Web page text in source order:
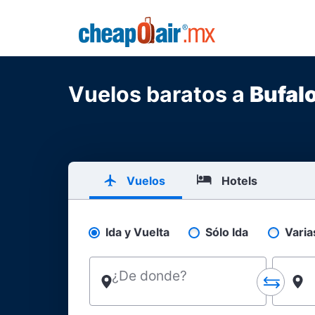
Vuelos baratos a
Vuelos Hotels
Pick your flight type
Ida y Vuelta Sólo Ida
¿De donde?